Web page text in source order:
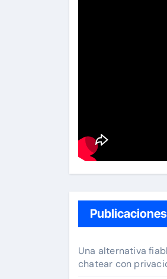
Una alternativa
chatear con